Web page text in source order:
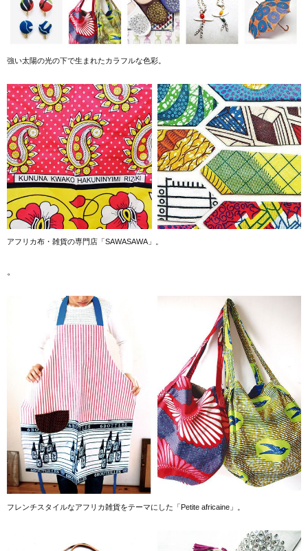
強い太陽の光の下で生まれたカラフルな色彩。
アフリカ布・雑貨の専門店「SAWASAWA」。
。
フレンチスタイルなアフリカ雑貨をテーマにした「Petite africaine」。